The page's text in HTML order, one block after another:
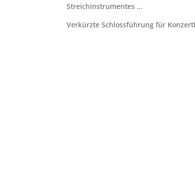
Streichinstrumentes …
Verkürzte Schlossführung für